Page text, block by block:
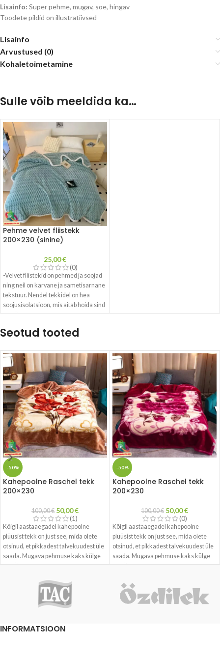
Lisainfo: Super pehme, mugav, soe, hingav
Toodete pildid on illustratiivsed
Lisainfo
Arvustused (0)
Kohaletoimetamine
Sulle võib meeldida ka…
Pehme velvet fliistekk
200×230 (sinine)
25,00€
(0)
-Velvet fliistekid on pehmed ja soojad
ning neil on karvane ja sametisarnane
tekstuur. Nendel tekkidel on hea
soojusisolatsioon, mis aitab hoida sind
soojas ka külmematel öödel.
ning neid on lihtne hooldada, kuna neid
Seotud tooted
-50%
Kahepoolne Raschel tekk
200×230
100,00€ 50,00€
(1)
Kõigil aastaaegadel kahepoolne
plüüsist tekk on just see, mida olete
otsinud, et pikkadest talvekuudest üle
saada. Mugava pehmuse kaks külge
pakuvad mõnusat kaisusoojust.
-50%
Kahepoolne Raschel tekk
200×230
100,00€ 50,00€
(0)
Kõigil aastaaegadel kahepoolne
plüüsist tekk on just see, mida olete
otsinud, et pikkadest talvekuudest üle
saada. Mugava pehmuse kaks külge
pakuvad mõnusat kaisusoojust.
INFORMATSIOON